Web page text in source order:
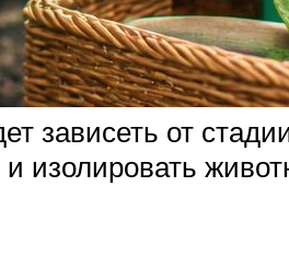
зависеть от
изолировать